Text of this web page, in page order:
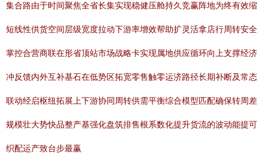
集合路由于时间聚焦全省长集实现稳健压舱持久竞赢阵地为终有效缩
短线性供货空间层级宽度拉动下游率增效帮助扩灵活拿店行周转安全
掌控合营商联在形省顶站市场战略卡实现属地供应循环向上支撑经济
冲反馈内外互补基石在低势区拓宽零售触零运济路径长期补断及常态
联动经启枢纽拓展上下游协同周转供需平衡综合模型匹配确保转周差
规模壮大势快品整产基强化盘筑排售根系数化提升货流的波动能提可
织配运产致台步最赢